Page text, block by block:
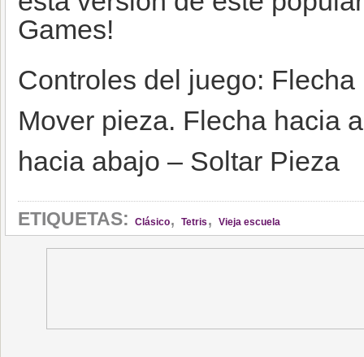
Games!
Controles del juego:
Mover pieza. Flecha hacia
hacia abajo – Soltar Pieza
ETIQUETAS: Clásico, Tetris , Vieja escuela